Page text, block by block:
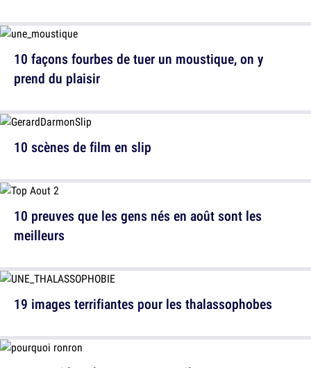
10 scènes de film en slip
19 images terrifiantes pour les thalassophobes
10 façons fourbes de tuer un moustique, on y
prend du plaisir
10 preuves que les gens nés en août sont les
meilleurs